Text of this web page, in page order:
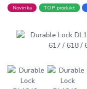
Novinka TOP produkt